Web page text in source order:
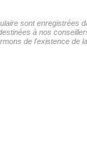
sont enregistrées
à nos
de l'existence de